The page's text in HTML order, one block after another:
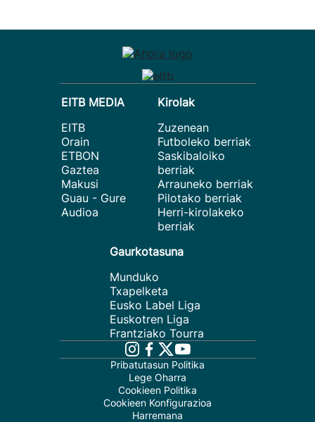
EITB MEDIA
EITB
Orain
ETBON
Gaztea
Makusi
Guau - Gure
Audioa
Kirolak
Zuzenean
Futboleko berriak
Saskibaloiko
berriak
Arrauneko berriak
Pilotako berriak
Herri-kirolakeko
berriak
Gaurkotasuna
Munduko
Txapelketa
Eusko Label Liga
Euskotren Liga
Frantziako Tourra
Pribatutasun Politika
Lege Oharra
Cookieen Politika
Cookieen Konfigurazioa
Harremana